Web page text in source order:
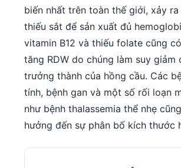
biến nhất trên toàn thế giới, xảy
thiếu sắt để sản xuất đủ
vitamin B12 và thiếu folate cũng
tăng RDW do chúng làm suy giảm
trưởng thành của hồng cầu. Các
tính, bệnh gan và một số rối loạn
như bệnh thalassemia thể nhẹ
hưởng đến sự phân bố kích thước